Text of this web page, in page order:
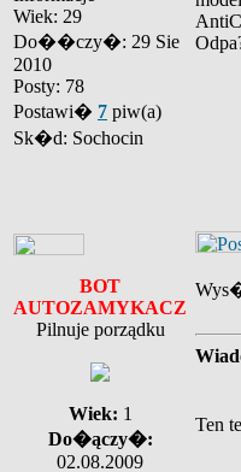
Wiek: 29
Do��czy�: 29 Sie
2010
Posty: 78
Postawi� 7 piw(a)
Sk�d: Sochocin
BOT
AUTOZAMYKACZ
Pilnuje porządku
Wiek: 1
Do�ączy�:
02.08.2009
Ten